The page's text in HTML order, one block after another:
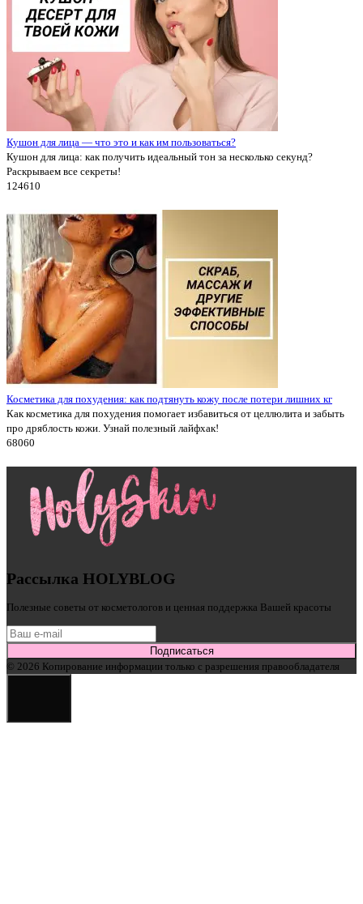
Кушон для лица — что это и как им пользоваться?
Кушон для лица: как получить идеальный тон за несколько секунд?
Раскрываем все секреты!
124610
Косметика для похудения: как подтянуть кожу после потери лишних кг
Как косметика для похудения помогает избавиться от целлюлита и забыть
про дряблость кожи. Узнай полезный лайфхак!
68060
Рассылка HOLYBLOG
Полезные советы от косметологов и ценная поддержка Вашей красоты
Подписаться
© 2026 Копирование информации только с разрешения правообладателя